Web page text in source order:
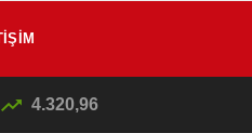
4.320,96